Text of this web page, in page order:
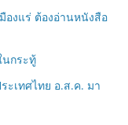
องแร่ ต้องอ่านหนังสือ
นกระทู้
ะเทศไทย อ.ส.ค. มา